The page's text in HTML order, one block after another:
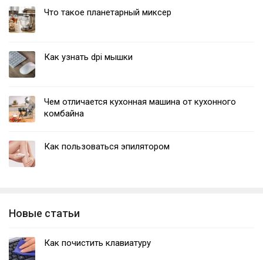
Что такое планетарный миксер
Как узнать dpi мышки
Чем отличается кухонная машина от кухонного
комбайна
Как пользоваться эпилятором
Новые статьи
Как почистить клавиатуру